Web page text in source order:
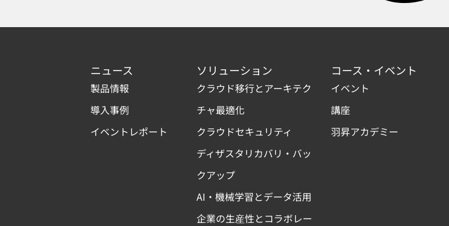
ニュース
製品情報
導入事例
イベントレポート
ソリューション
クラウド移行とアーキテク
チャ最適化
クラウドセキュリティ
ディザスタリカバリ・バッ
クアップ
AI・機械学習とデータ活用
企業の生産性とコラボレー
コース・イベント
イベント
講座
羽昇アカデミー